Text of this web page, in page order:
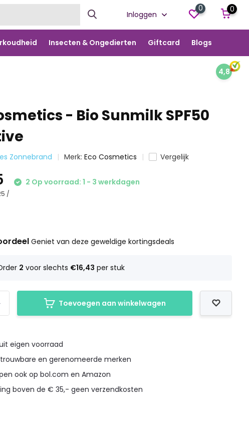
Inloggen
0 0
Insecten & Ongedierten Giftcard Blogs
4,8
- Bio Sunmilk SPF50
Zonnebrand Merk:Eco Cosmetics Vergelijk
2 Op voorraad: 1 - 3 werkdagen
/
Geniet van deze geweldige kortingsdeals
2 voor slechts €16,43 per stuk
Toevoegen aan winkelwagen
eigen voorraad
en gerenomeerde merken
ook op bol.com en Amazon
boven de € 35,- geen verzendkosten